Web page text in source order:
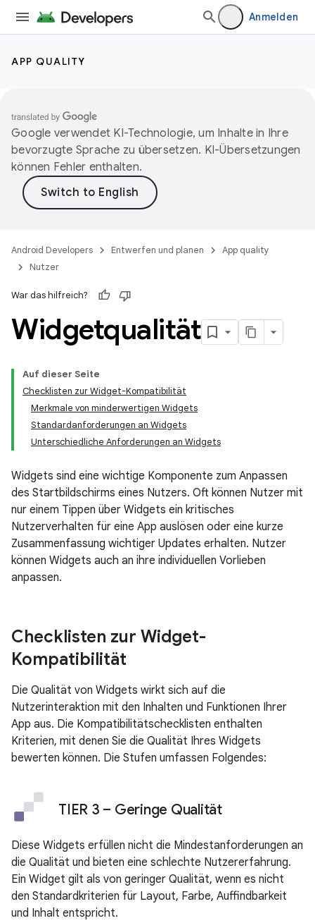
Anmelden
APP QUALITY
Google verwendet KI-Technologie, um Inhalte in Ihre
bevorzugte Sprache zu übersetzen. KI-Übersetzungen
können Fehler enthalten.
Android Developers Entwerfen und planen
App quality
Nutzer
War das hilfreich?
Widgetqualität
Auf dieser Seite
Checklisten zur Widget-Kompatibilität
Merkmale von minderwertigen Widgets
Standardanforderungen an Widgets
Unterschiedliche Anforderungen an Widgets
Widgets sind eine wichtige Komponente zum Anpassen
des Startbildschirms eines Nutzers. Oft können Nutzer mit
nur einem Tippen über Widgets ein kritisches
Nutzerverhalten für eine App auslösen oder eine kurze
Zusammenfassung wichtiger Updates erhalten. Nutzer
können Widgets auch an ihre individuellen Vorlieben
anpassen.
Checklisten zur Widget-
Kompatibilität
Die Qualität von Widgets wirkt sich auf die
Nutzerinteraktion mit den Inhalten und Funktionen Ihrer
App aus. Die Kompatibilitätschecklisten enthalten
Kriterien, mit denen Sie die Qualität Ihres Widgets
bewerten können. Die Stufen umfassen Folgendes:
TIER 3 – Geringe Qualität
Diese Widgets erfüllen nicht die Mindestanforderungen an
die Qualität und bieten eine schlechte Nutzererfahrung.
Ein Widget gilt als von geringer Qualität, wenn es nicht
den Standardkriterien für Layout, Farbe, Auffindbarkeit
und Inhalt entspricht.